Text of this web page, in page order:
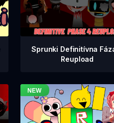
Sprunki Definitívna
Reupload